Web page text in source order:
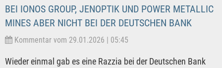
BEI IONOS GROUP, JENOPTIK UND POWER METALLIC
MINES ABER NICHT BEI DER DEUTSCHEN BANK
Kommentar vom 29.01.2026 | 05:45
Wieder einmal gab es eine Razzia bei der Deutschen Bank